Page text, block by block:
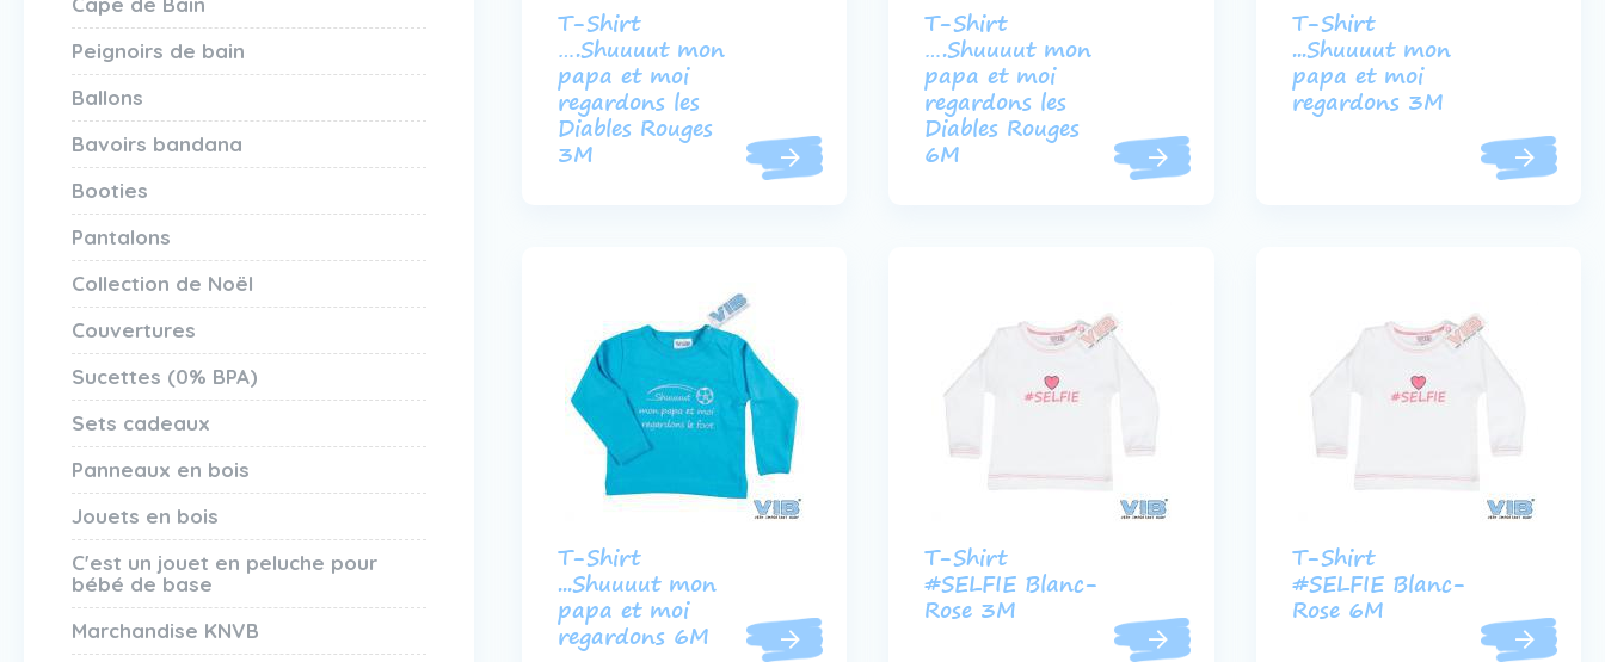
Peignoirs de bain
Ballons
Bavoirs bandana
Booties
Pantalons
Collection de Noël
Couvertures
Sucettes (0% BPA)
Sets cadeaux
Panneaux en bois
Jouets en bois
C'est un jouet en peluche pour
bébé de base
Marchandise KNVB
T-Shirt
….Shuuuut mon
papa et moi
regardons les
Diables Rouges
3M
T-Shirt
….Shuuuut mon
papa et moi
regardons les
Diables Rouges
6M
T-Shirt
...Shuuuut mon
papa et moi
regardons 3M
T-Shirt
...Shuuuut mon
papa et moi
regardons 6M
T-Shirt
#SELFIE Blanc-
Rose 3M
T-Shirt
#SELFIE Blanc-
Rose 6M